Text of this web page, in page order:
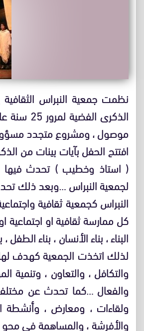
موصول ، ومشروع متجدد
افتتح الحفل بآيات بينات من
( استاذ وخطيب ) تحدث فيها عن
لجمعية النبراس …وبعد ذلك
النبراس كجمعية ثقافية
كل ممارسة ثقافية او اجتماعية
البناء ، بناء الأنسان ، بناء الطفل
لذلك اتخذت الجمعية كهدف لها
والتكافل ، والتعاون ،
والفعال …كما تحدث عن
ولقاءات ، ومعارض ، وأنشطة